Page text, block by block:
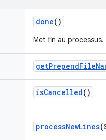
done()
Met fin au processus.
getPrependFile
isCancelled()
processNewLines